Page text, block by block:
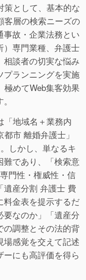
策として、基本的な
客層の検索ニーズの
故・企業法務とい
）専門業種、弁護士
談者の切実な悩み
プランニングを実施
極めてWeb集客効果
「地域名＋業務内
市 離婚弁護士」
しかし、単なるキ
であり、「検索意
門性・権威性・信
遺産分割 弁護士 費
料金表を提示するだ
なのか」「遺産分
の調整とその法的背
感覚を交えて記述
にも高評価を得ら